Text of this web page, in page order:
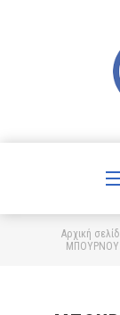
Αρχική